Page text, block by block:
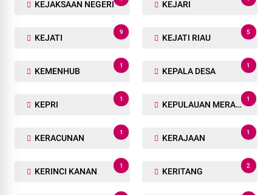
KEJAKSAAN NEGERI KEJARI
KEJATI
9
KEJATI RIAU
5
KEMENHUB
1
KEPALA DESA
1
KEPRI
1
KEPULAUAN MERANTI
1
KERACUNAN
1
KERAJAAN
1
KERINCI KANAN
1
KERITANG
2